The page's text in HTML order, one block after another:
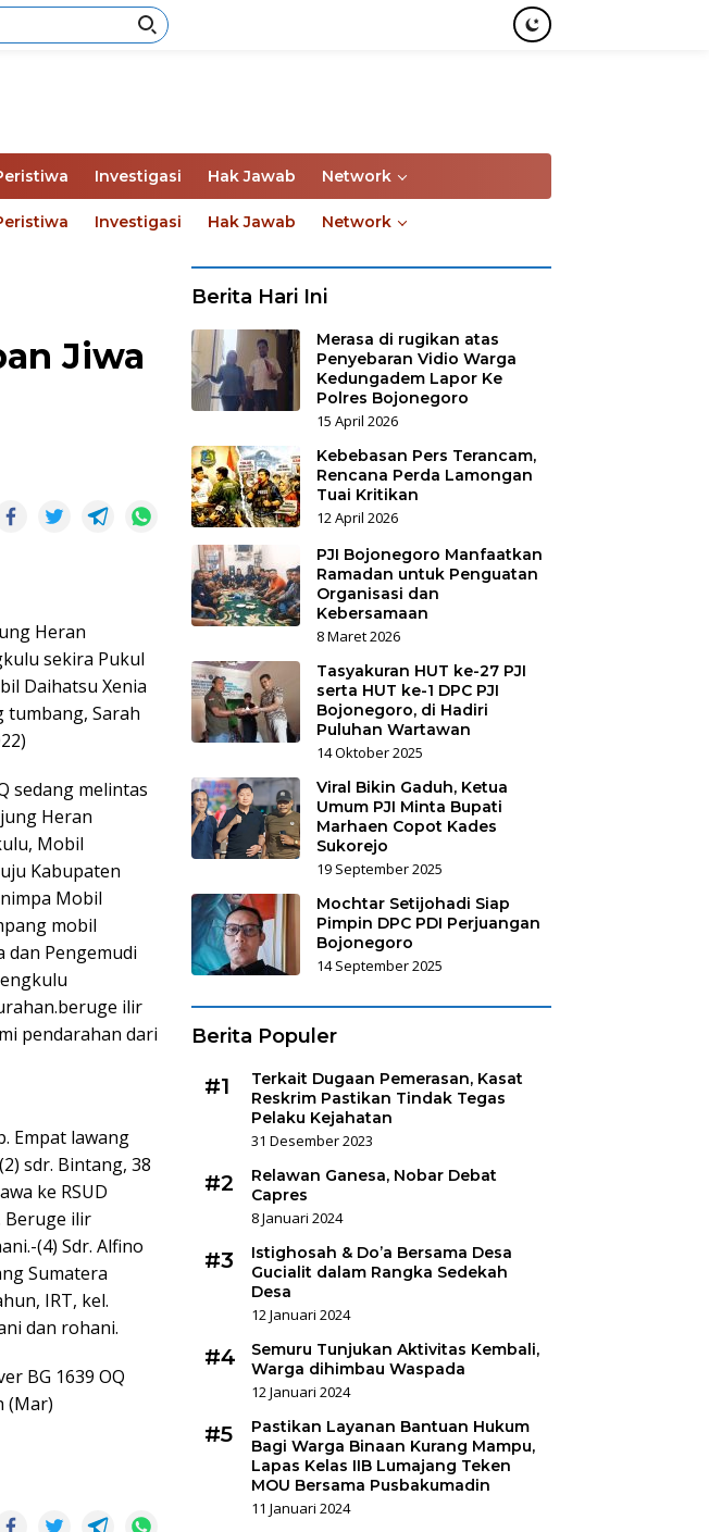
Investigasi Hak Jawab Network
Investigasi Hak Jawab Network
Jiwa
Heran
sekira Pukul
Daihatsu Xenia
tumbang, Sarah
sedang melintas
Heran
Mobil
Kabupaten
Mobil
mobil
dan Pengemudi
ilir
pendarahan dari
Empat lawang
sdr. Bintang, 38
ke RSUD
Beruge ilir
(4) Sdr. Alfino
Sumatera
IRT, kel.
dan rohani.
BG 1639 OQ
(Mar)
Berita Hari Ini
Merasa di rugikan atas
Penyebaran Vidio Warga
Kedungadem Lapor Ke
Polres Bojonegoro
15 April 2026
Kebebasan Pers Terancam,
Rencana Perda Lamongan
Tuai Kritikan
12 April 2026
PJI Bojonegoro Manfaatkan
Ramadan untuk Penguatan
Organisasi dan
Kebersamaan
8 Maret 2026
Tasyakuran HUT ke-27 PJI
serta HUT ke-1 DPC PJI
Bojonegoro, di Hadiri
Puluhan Wartawan
14 Oktober 2025
Viral Bikin Gaduh, Ketua
Umum PJI Minta Bupati
Marhaen Copot Kades
Sukorejo
19 September 2025
Mochtar Setijohadi Siap
Pimpin DPC PDI Perjuangan
Bojonegoro
14 September 2025
Berita Populer
#1
Terkait Dugaan Pemerasan, Kasat
Reskrim Pastikan Tindak Tegas
Pelaku Kejahatan
31 Desember 2023
#2
Relawan Ganesa, Nobar Debat
Capres
8 Januari 2024
#3
Istighosah & Do’a Bersama Desa
Gucialit dalam Rangka Sedekah
Desa
12 Januari 2024
#4
Semuru Tunjukan Aktivitas Kembali,
Warga dihimbau Waspada
12 Januari 2024
#5
Pastikan Layanan Bantuan Hukum
Bagi Warga Binaan Kurang Mampu,
Lapas Kelas IIB Lumajang Teken
MOU Bersama Pusbakumadin
11 Januari 2024